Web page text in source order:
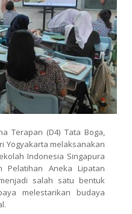
Terapan (D4) Tata Boga,
Yogyakarta melaksanakan
Indonesia Singapura
Pelatihan Aneka Lipatan
salah satu bentuk
melestarikan budaya